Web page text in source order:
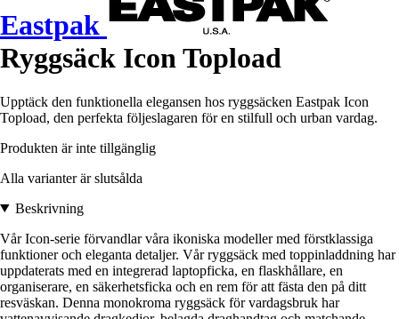
Eastpak
Ryggsäck Icon Topload
Upptäck den funktionella elegansen hos ryggsäcken Eastpak Icon
Topload, den perfekta följeslagaren för en stilfull och urban vardag.
Produkten är inte tillgänglig
Alla varianter är slutsålda
Beskrivning
Vår Icon-serie förvandlar våra ikoniska modeller med förstklassiga
funktioner och eleganta detaljer. Vår ryggsäck med toppinladdning har
uppdaterats med en integrerad laptopficka, en flaskhållare, en
organiserare, en säkerhetsficka och en rem för att fästa den på ditt
resväskan. Denna monokroma ryggsäck för vardagsbruk har